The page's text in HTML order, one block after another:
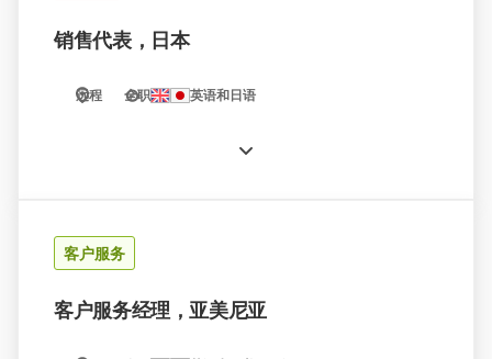
销售代表，日本
远程 全职 英语和日语
客户服务
客户服务经理，亚美尼亚